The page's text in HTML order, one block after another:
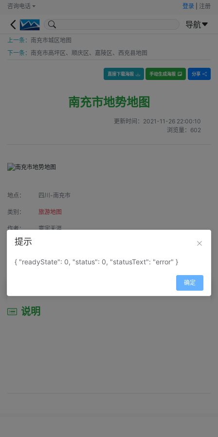
咨询电话 登录 注册
导航
上一条： 南充市城区地图
下一条： 南充市高坪区、顺庆区、嘉陵区、西充县地图
直接下载海报 手动生成海报 分享
南充市地势地图
更新时间： 2021-11-26 22:00:10
浏览量： 602
地点： 四川-南充市
类别： 旅游地图
作者： 寰宇天涯
来源：
属性： 地图属性： 地图类型-地形地势图
说明
提示
{ "readyState": 0, "status": 0, "statusText": "error" }
确定